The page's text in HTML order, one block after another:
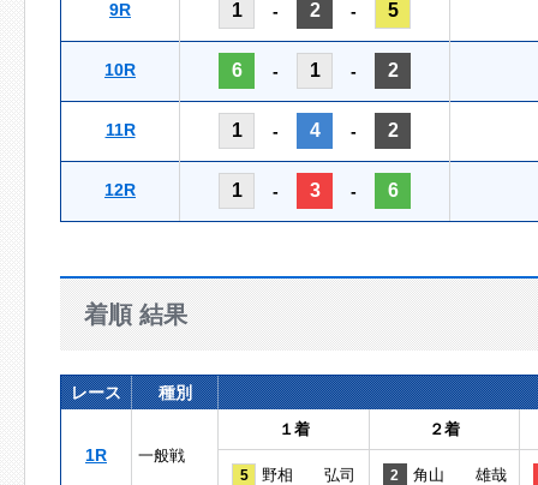
9R 1 - 2 - 5
10R 6 - 1 - 2
11R 1 - 4 - 2
12R 1 - 3 - 6
着順 結果
レース 種別
1R 一般戦
１着 ２着
5 野相 弘司 2 角山 雄哉